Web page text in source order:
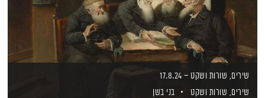
שירים, שורות ושקט – 17.8.24
שירים, שורות ושקט
בני בשן